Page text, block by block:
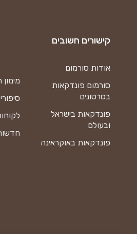
קישורים חשובים
אודות סורמום
סורמום פונדקאות
בסרטונים
פונדקאות בישראל
ובעולם
פונדקאות באוקראינה